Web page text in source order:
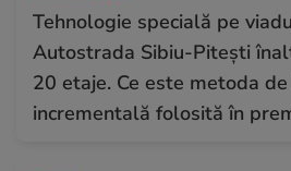
Tehnologie specială pe
Autostrada Sibiu-Pitești
20 etaje. Ce este metoda
incrementală folosită în